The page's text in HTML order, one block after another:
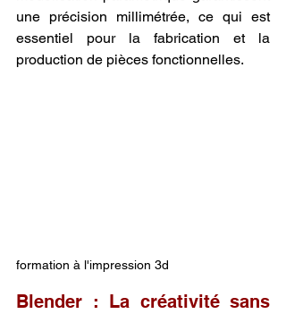
une précision millimétrée, ce qui est
essentiel pour la fabrication et la
production de pièces fonctionnelles.
formation à l'impression 3d
Blender : La créativité sans